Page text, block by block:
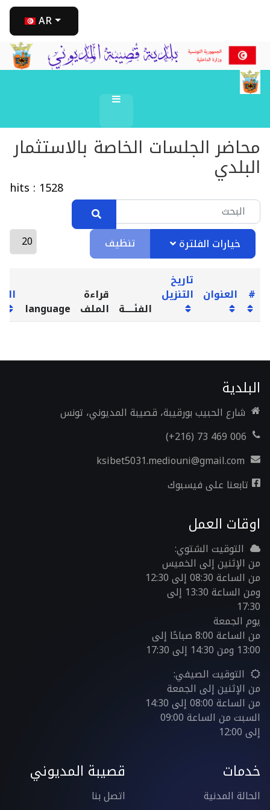
AR
محاضر الجلسات الخاصة بالاستثمار
البلدي
hits : 1528
خيارات الفلترة تنظيف
# العنوان
تاريخ
التنزيل
الفئـــــة
قراءة
الملف language
البلدية
شارع الحبيب بورقيبة، قصيبة المديوني، تونس
006 469 73 (216+)
ksibet5031.mediouni@gmail.com
تابعنا على فيسبوك
اوقات العمل
التوقيت الشتوي:
من الإثنين إلى الخميس
من الساعة 08:30 إلى 12:30
ومن الساعة 13:30 إلى
17:30
يوم الجمعة
من الساعة 8:00 صباحًا إلى
13:00 ومن 14:30 إلى 17:30
التوقيت الصيفي:
من الإثنين إلى الجمعة
من الساعة 08:00 إلى 14:30
السبت من الساعة 09:00
إلى 12:00
خدمات
الحالة المدنية
قصيبة المديوني
اتصل بنا